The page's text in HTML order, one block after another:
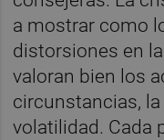
a mostrar como
distorsiones en
valoran bien los
circunstancias,
volatilidad. Cada